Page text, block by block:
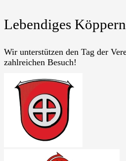
Lebendiges
Wir unterstützen den Tag der
zahlreichen Besuch!